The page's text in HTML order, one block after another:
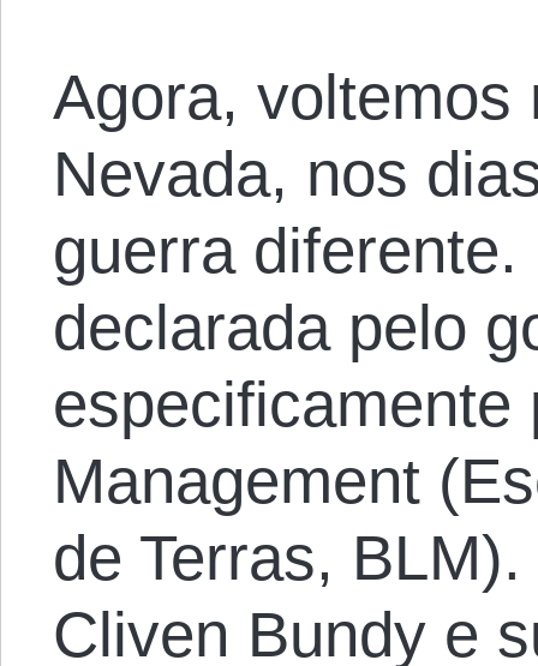
Agora, voltemos
Nevada, nos
guerra
declarada pelo
especificamente
Management
de Terras,
Cliven Bundy e